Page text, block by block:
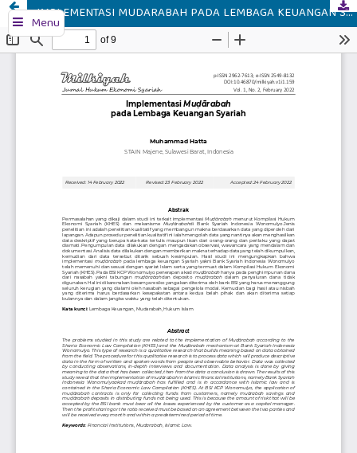
Menu IMPLEMENTASI MUDARABAH PADA LEMBAGA KEUANGAN SYARIAH